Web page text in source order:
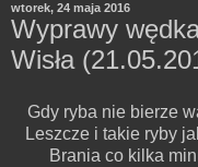
wtorek, 24 maja 2016
Wyprawy
Wisła
Gdy ryba nie bierze
Leszcze i takie ryby
Brania co kilka